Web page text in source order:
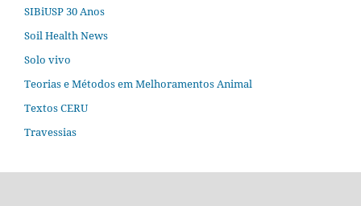
SIBiUSP 30 Anos
Soil Health News
Solo vivo
Teorias e Métodos em Melhoramentos Animal
Textos CERU
Travessias